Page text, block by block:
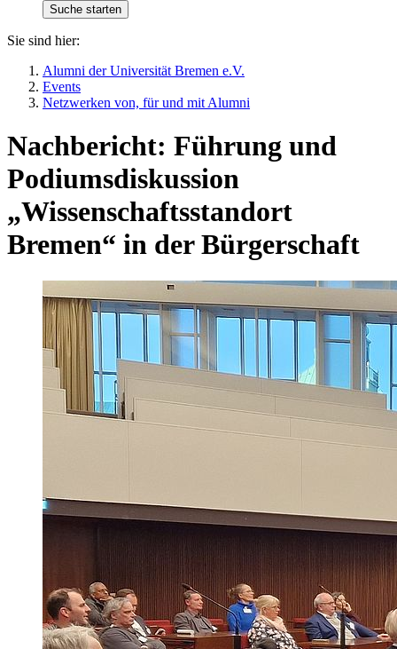
Sie sind hier:
Alumni der Universität Bremen e.V.
Events
Netzwerken von, für und mit Alumni
Nachbericht: Führung und
Podiumsdiskussion
„Wissenschaftsstandort
Bremen“ in der Bürgerschaft